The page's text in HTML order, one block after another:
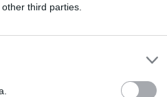
third parties.